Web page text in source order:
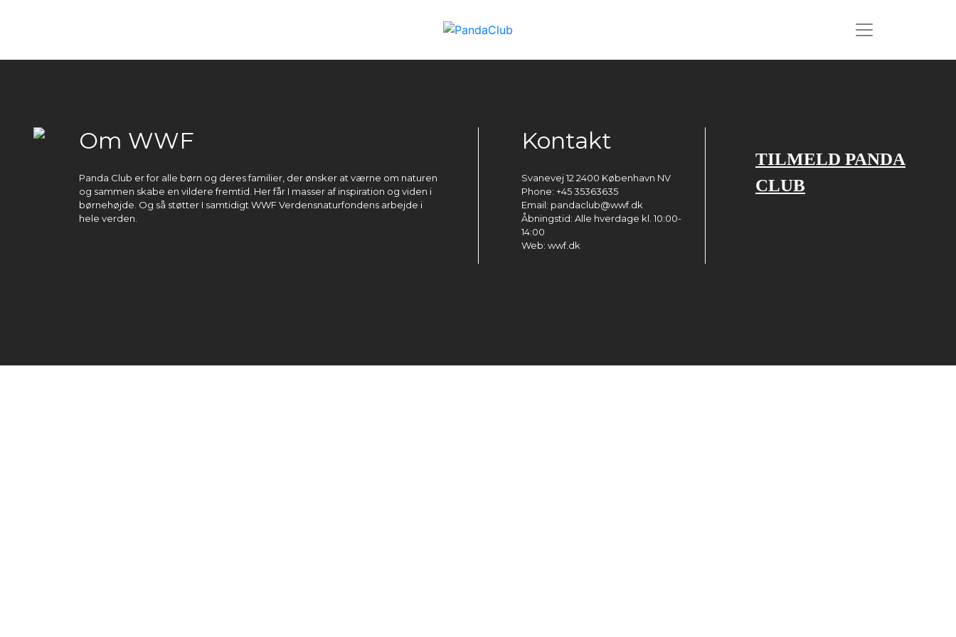
Om WWF
Panda Club er for alle børn og deres familier, der ønsker at værne om naturen
og sammen skabe en vildere fremtid. Her får I masser af inspiration og viden i
børnehøjde. Og så støtter I samtidigt WWF Verdensnaturfondens arbejde i
hele verden.
Kontakt
Svanevej 12 2400 København NV
Phone: +45 35363635
Email: pandaclub@wwf.dk
Åbningstid: Alle hverdage kl. 10:00-
14:00
Web: wwf.dk
TILMELD PANDA
CLUB